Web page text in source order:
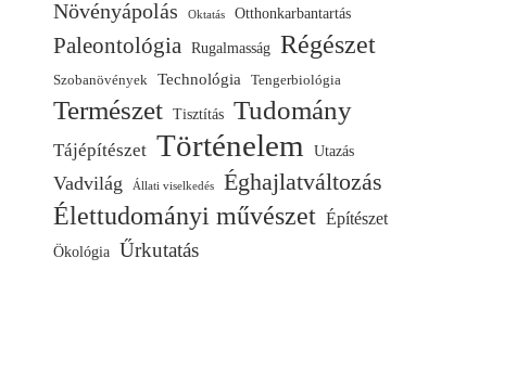
Növényápolás Oktatás Otthonkarbantartás
Paleontológia Rugalmasság Régészet
Szobanövények Technológia Tengerbiológia
Természet Tisztítás Tudomány
Tájépítészet Történelem Utazás
Vadvilág Állati viselkedés Éghajlatváltozás
Élettudományi művészet Építészet
Ökológia Űrkutatás